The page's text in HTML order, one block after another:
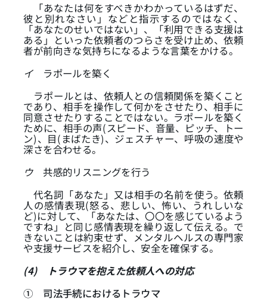
「あなたは何をすべきかわかっているはずだ、
彼と別れなさい」などと指示するのではなく、
「あなたのせいではない」、「利用できる支援は
ある」といった依頼者のつらさを受け止め、依頼
者が前向きな気持ちになるような言葉をかける。
イ ラポールを築く
ラポールとは、依頼人との信頼関係を築くこと
であり、相手を操作して何かをさせたり、相手に
同意させたりすることではない。ラポールを築く
ために、相手の声(スピード、音量、ピッチ、トー
ン)、目(まばたき)、ジェスチャー、呼吸の速度や
深さを合わせる。
ウ
共感的リスニングを行う
代名詞「あなた」又は相手の名前を使う。依頼
人の感情表現(怒る、悲しい、怖い、うれしいな
ど)に対して、「あなたは、〇〇を感じているよう
ですね」と同じ感情表現を繰り返して伝える。で
きないことは約束せず、メンタルヘルスの専門家
や支援サービスを紹介し、安全を確保する。
(4)
トラウマを抱えた依頼人への対応
①
司法手続におけるトラウマ